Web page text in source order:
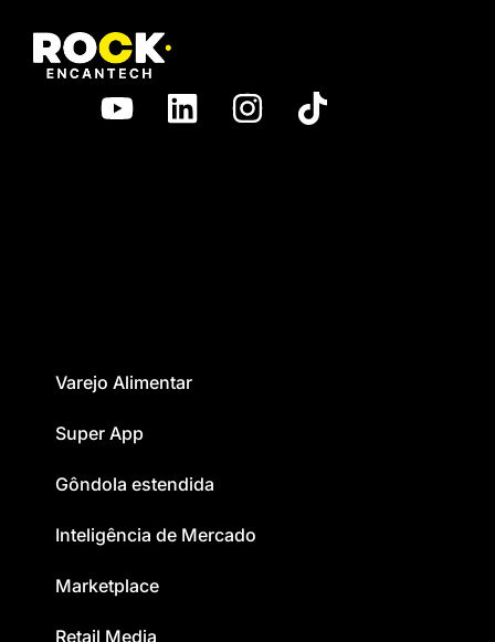
Varejo Alimentar
Super App
Gôndola estendida
Inteligência de Mercado
Marketplace
Retail Media